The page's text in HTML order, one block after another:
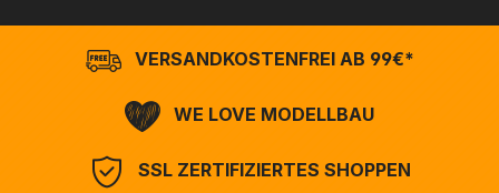
VERSANDKOSTENFREI AB 99€*
WE LOVE MODELLBAU
SSL ZERTIFIZIERTES SHOPPEN